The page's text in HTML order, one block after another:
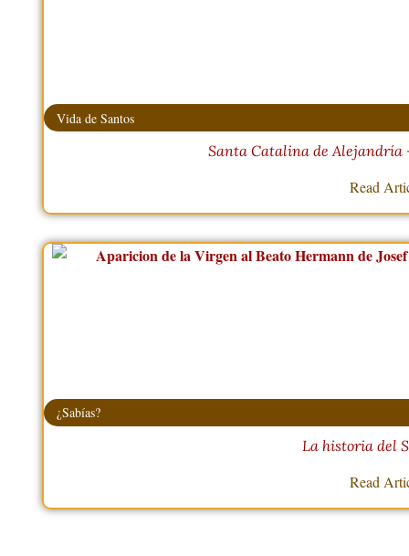
Vida de Santos
Santa Catalina de Alejandría
Read
¿Sabías?
La historia del
Read